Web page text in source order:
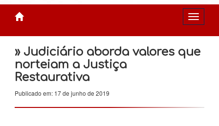
» Judiciário aborda valores que
norteiam a Justiça
Restaurativa
Publicado em: 17 de junho de 2019